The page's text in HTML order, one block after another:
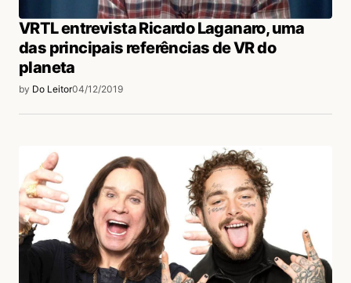
VRTL entrevista Ricardo Laganaro, uma
das principais referências de VR do
planeta
by Do Leitor04/12/2019